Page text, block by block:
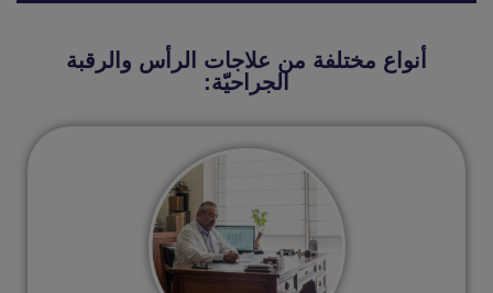
أنواع مختلفة من علاجات الرأس والرقبة
الجراحيّة: